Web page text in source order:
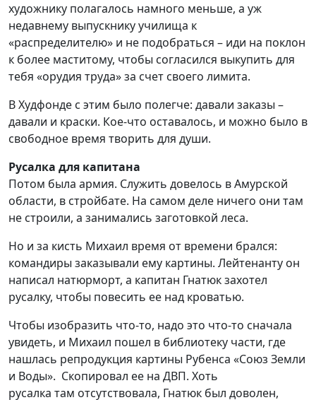
художнику полагалось намного меньше, а уж
недавнему выпускнику училища к
«распределителю» и не подобраться – иди на поклон
к более маститому, чтобы согласился выкупить для
тебя «орудия труда» за счет своего лимита.
ВХудфонде с этим было полегче: давали заказы –
давали и краски. Кое-что оставалось, и можно было в
свободное время творить для души.
Русалка для капитана
Потом была армия. Служить довелось вАмурской
области, в стройбате. На самом деле ничего они там
не строили, а занимались заготовкой леса.
Но и за кисть Михаил время от времени брался:
командиры заказывали ему картины. Лейтенанту он
написал натюрморт, а капитан Гнатюк захотел
русалку, чтобы повесить ее над кроватью.
Чтобы изобразить что-то, надо это что-то сначала
увидеть, и Михаил пошел в библиотеку части, где
нашлась репродукция картины Рубенса «Союз Земли
и Воды». Скопировал ее на ДВП. Хоть
русалка там отсутствовала, Гнатюк был доволен,